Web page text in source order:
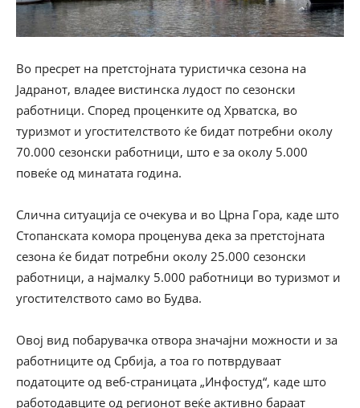
Во пресрет на претстојната туристичка сезона на
Јадранот, владее вистинска лудост по сезонски
работници. Според проценките од Хрватска, во
туризмот и угостителството ќе бидат потребни околу
70.000 сезонски работници, што е за околу 5.000
повеќе од минатата година.
Слична ситуација се очекува и во Црна Гора, каде што
Стопанската комора проценува дека за претстојната
сезона ќе бидат потребни околу 25.000 сезонски
работници, а најмалку 5.000 работници во туризмот и
угостителството само во Будва.
Овој вид побарувачка отвора значајни можности и за
работниците од Србија, а тоа го потврдуваат
податоците од веб-страницата „Инфостуд“, каде што
работодавците од регионот веќе активно бараат